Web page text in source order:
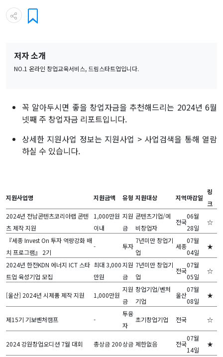
저자 소개
NO.1 온라인 창업교육서비스, 드림스타트업입니다.
꼭 알아두시면 좋을 창업자금을 추천해드리는 2024년 6월
넷째 주 창업자금 리포트입니다.
상세한 지원사업 정보는 지원사업 > 사업검색을 통해 열람
하실 수 있습니다.
지원사업명 지원금액 유형 지원대상 지역마감일
링
크
2024년 전남콘텐츠코리아랩 콘텐
츠 제작 지원
1,000만원
이내
지원
금
콘텐츠기업/예
비창업자
전국
06월
28일
☆
『세종 Invest On 투자 역량강화 배
치 프로그램』 2기
- 투자
7년미만 창업기
업
세종
07월
04일
★
2024년 한전KDN 에너지 ICT 스타
트업 육성기업 모집
최대 3,000
만원
지원
금
7년미만 창업기
업
전국
07월
05일
☆
[울산] 2024년 시제품 제작 지원 1,000만원
지원
금
창업기업/벤처
기업
울산
07월
08일
★
제15기 기보벤처캠프 -
투융
자
초기창업기업 전국 ☆
2024 강원창업오디션 7월 대회 총상금 200상금 제한없음 전국
07월
14일
★